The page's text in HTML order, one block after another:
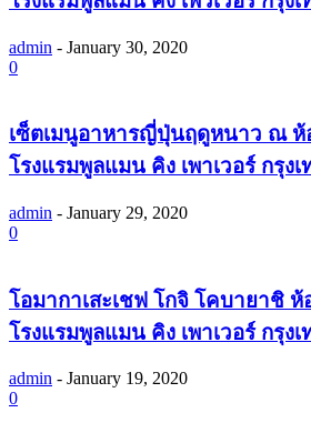
admin - January 30, 2020
0
เซ็ตเมนูอาหารญี่ปุ่นฤดูหนาว ณ ห้
โรงแรมพูลแมน คิง เพาเวอร์ กรุงเ
admin - January 29, 2020
0
โอมากาเสะเชฟ โกจิ โคบายาชิ ห้
โรงแรมพูลแมน คิง เพาเวอร์ กรุงเ
admin - January 19, 2020
0